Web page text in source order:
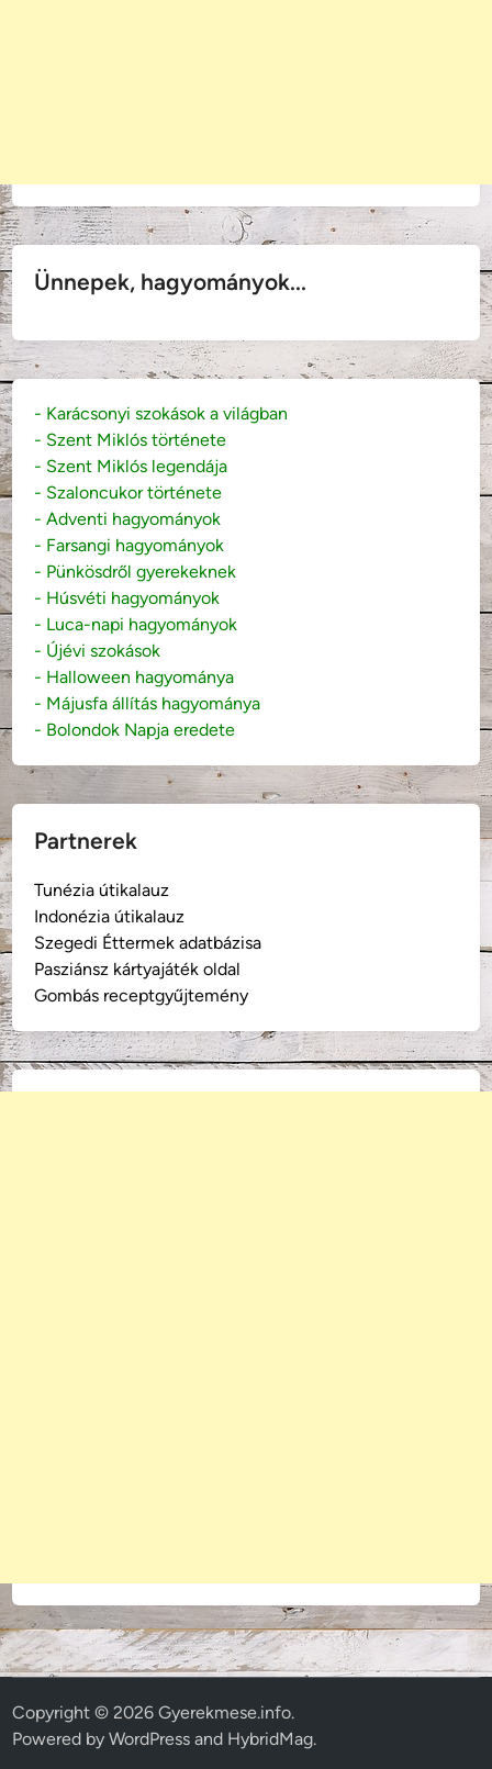
Ünnepek, hagyományok...
- Karácsonyi szokások a világban
- Szent Miklós története
- Szent Miklós legendája
- Szaloncukor története
- Adventi hagyományok
- Farsangi hagyományok
- Pünkösdről gyerekeknek
- Húsvéti hagyományok
- Luca-napi hagyományok
- Újévi szokások
- Halloween hagyománya
- Májusfa állítás hagyománya
- Bolondok Napja eredete
Partnerek
Tunézia útikalauz
Indonézia útikalauz
Szegedi Éttermek adatbázisa
Pasziánsz kártyajáték oldal
Gombás receptgyűjtemény
Copyright © 2026Gyerekmese.info.
Powered byWordPress and HybridMag.